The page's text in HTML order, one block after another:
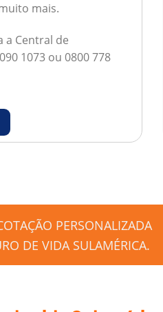
mais.
a Central de
1073 ou 0800 778
PERSONALIZADA
DE VIDA SULAMÉRICA.